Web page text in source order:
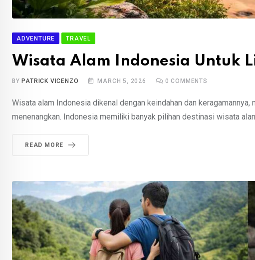
ADVENTURE TRAVEL
Wisata Alam Indonesia Untuk
BYPATRICK VICENZO MARCH 5, 2026 0 COMMENTS
Wisata alam Indonesia dikenal dengan keindahan dan
menenangkan. Indonesia memiliki banyak pilihan destinasi wisata
READ MORE